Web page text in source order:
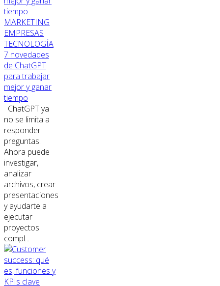
MARKETING
EMPRESAS
TECNOLOGÍA
7 novedades
de ChatGPT
para trabajar
mejor y ganar
tiempo
ChatGPT ya
no se limita a
responder
preguntas.
Ahora puede
investigar,
analizar
archivos, crear
presentaciones
y ayudarte a
ejecutar
proyectos
compl...